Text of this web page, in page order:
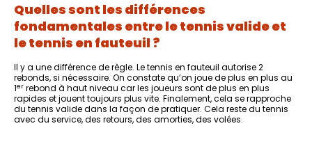
Quelles sont les différences
fondamentales entre le tennis valide et
le tennis en fauteuil ?
Il y a une différence de règle. Le tennis en fauteuil autorise 2
rebonds, si nécessaire. On constate qu’on joue de plus en plus au
1er rebond à haut niveau car les joueurs sont de plus en plus
rapides et jouent toujours plus vite. Finalement, cela se rapproche
du tennis valide dans la façon de pratiquer. Cela reste du tennis
avec du service, des retours, des amorties, des volées.